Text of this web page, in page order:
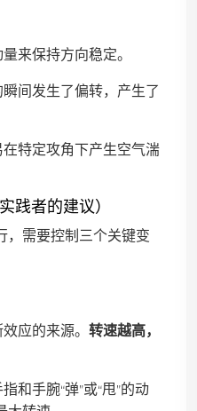
来保持方向稳定。
间发生了偏转，产生了
特定攻角下产生空气湍
践者的建议）
，需要控制三个关键变
应的来源。 转速越高，
和手腕“弹”或“甩”的动